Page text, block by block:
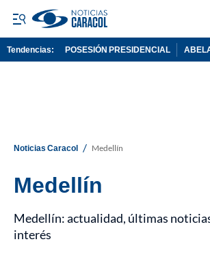
Tendencias: POSESIÓN PRESIDENCIAL
Noticias Caracol / Medellín
Medellín
Medellín: actualidad, últimas
interés